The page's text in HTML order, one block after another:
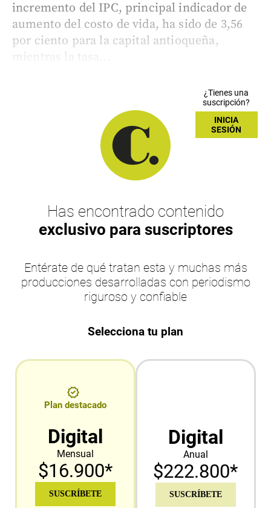
incremento del IPC, principal indicador de
aumento del costo de vida, ha sido de 3,56
por ciento para la capital antioqueña,
mientras la tasa...
¿Tienes una
suscripción?
INICIA
SESIÓN
Has encontrado contenido
exclusivo para suscriptores
Entérate de qué tratan esta y muchas más
producciones desarrolladas con periodismo
riguroso y confiable
Selecciona tu plan
Plan destacado
Digital
Mensual
$16.900*
SUSCRÍBETE
Digital
Anual
$222.800*
SUSCRÍBETE